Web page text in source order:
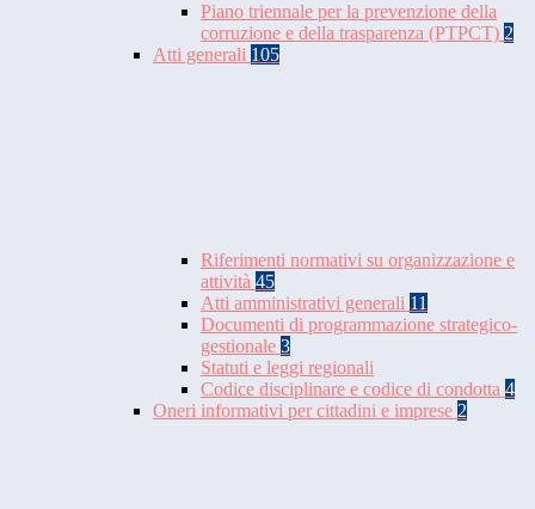
Piano triennale per la prevenzione della
corruzione e della trasparenza (PTPCT) 2
Atti generali 105
Riferimenti normativi su organizzazione e
attività 45
Atti amministrativi generali 11
Documenti di programmazione strategico-
gestionale 3
Statuti e leggi regionali
Codice disciplinare e codice di condotta 4
Oneri informativi per cittadini e imprese 2